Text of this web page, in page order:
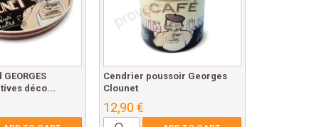
déco...
Cendrier poussoir Georges
Clounet
12,90 €